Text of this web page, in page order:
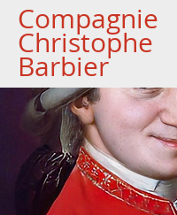
Compagnie
Christophe
Barbier